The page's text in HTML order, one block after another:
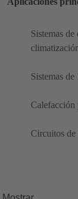
Sistemas
Sistemas
Calefacción
Circuitos